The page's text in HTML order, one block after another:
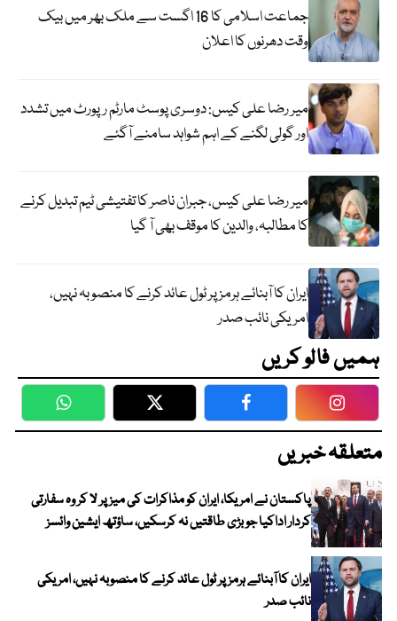
جماعت اسلامی کا 16 اگست سے ملک بھر میں بیک
وقت دھرنوں کا اعلان
میر رضا علی کیس: دوسری پوسٹ مارٹم رپورٹ میں تشدد
اور گولی لگنے کے اہم شواہد سامنے آگئے
میر رضا علی کیس، جبران ناصر کا تفتیشی ٹیم تبدیل کرنے
کا مطالبہ، والدین کا موقف بھی آ گیا
ایران کا آبنائے ہرمز پر ٹول عائد کرنے کا منصوبہ نہیں،
امریکی نائب صدر
ہمیں فالو کریں
WhatsApp Twitter Facebook
متعلقہ خبریں
پاکستان نے امریکا، ایران کو مذاکرات کی میز پر لا کر وہ سفارتی
کردار اداکیا جو بڑی طاقتیں نہ کرسکیں، ساؤتھ ایشین وائسز
ایران کا آبنائے ہرمز پر ٹول عائد کرنے کا منصوبہ نہیں، امریکی
نائب صدر